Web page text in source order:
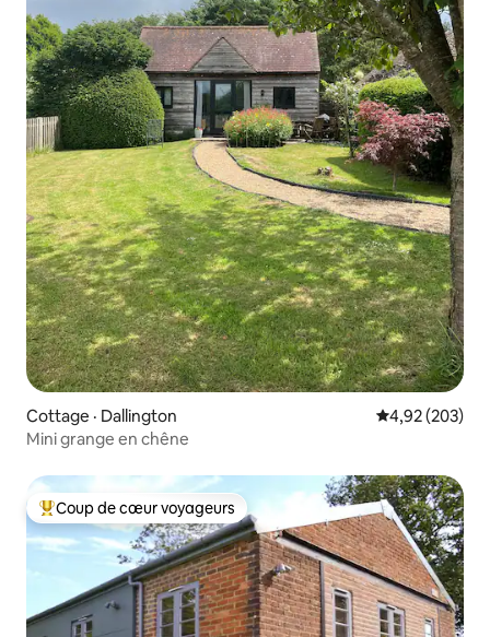
Cottage · Dallington Note
4,92 (203)
Mini grange en chêne
Coup de cœur voyageurs parmi les plus aimés
Coup de cœur voyageurs